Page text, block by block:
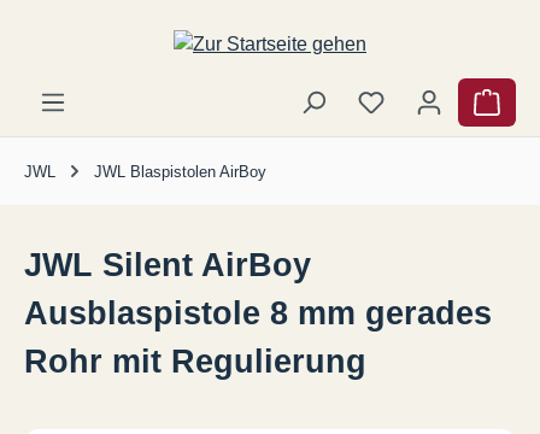
Zum Hauptinhalt springen
JWL JWL Blaspistolen AirBoy
JWL Silent AirBoy
Ausblaspistole 8 mm gerades
Rohr mit Regulierung